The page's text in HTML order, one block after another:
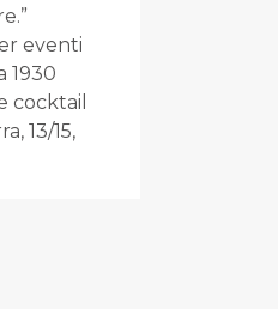
eventi
1930
cocktail
13/15,